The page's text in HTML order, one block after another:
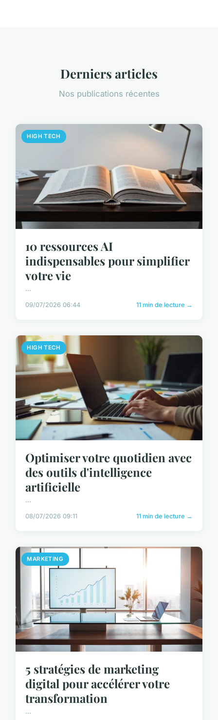
Derniers articles
Nos publications récentes
HIGH TECH
10 ressources AI
indispensables pour simplifier
votre vie
...
09/07/2026 06:44 11 min de lecture →
HIGH TECH
Optimiser votre quotidien avec
des outils d'intelligence
artificielle
...
08/07/2026 09:11 11 min de lecture →
MARKETING
5 stratégies de marketing
digital pour accélérer votre
transformation
...